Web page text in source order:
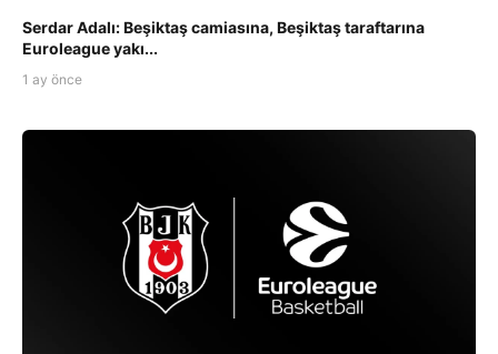
Serdar Adalı: Beşiktaş camiasına, Beşiktaş taraftarına
Euroleague yakı...
1 ay önce